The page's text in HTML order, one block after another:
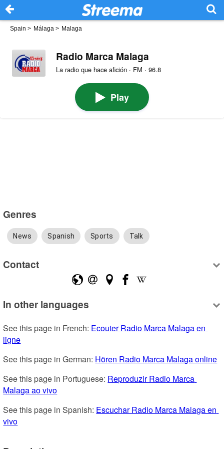
Spain > Málaga > Malaga
Radio Marca Malaga
La radio que hace afición · FM · 96.8
Play
Genres
News Spanish Sports Talk
Contact
In other languages
See this page in French: Ecouter Radio Marca Malaga en
ligne
See this page in German: Hören Radio Marca Malaga online
See this page in Portuguese: Reproduzir Radio Marca
Malaga ao vivo
See this page in Spanish: Escuchar Radio Marca Malaga en
vivo